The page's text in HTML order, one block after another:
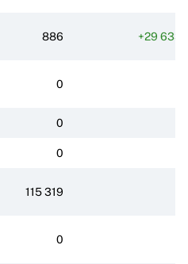
886 +29
0
0
0
115 319
0